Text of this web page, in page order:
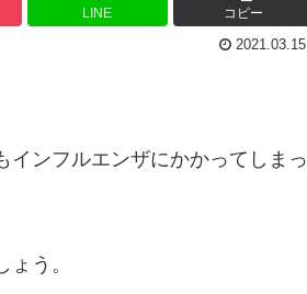
LINE コピー
2021.03.15
インフルエンザにかかってしまっ
う。